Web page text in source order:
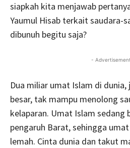
siapkah kita menjawab
Yaumul Hisab terkait saudara-
dibunuh begitu saja?
-
Dua miliar umat Islam di
besar, tak mampu menolong
kelaparan. Umat Islam sedang
pengaruh Barat, sehingga
lemah. Cinta dunia dan takut